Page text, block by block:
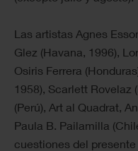
Las artistas Agnes
Glez (Havana, 1996),
Osiris Ferrera
1958), Scarlett Rovelaz
(Perú), Art al Quadrat,
Paula B. Pailamilla
cuestiones del